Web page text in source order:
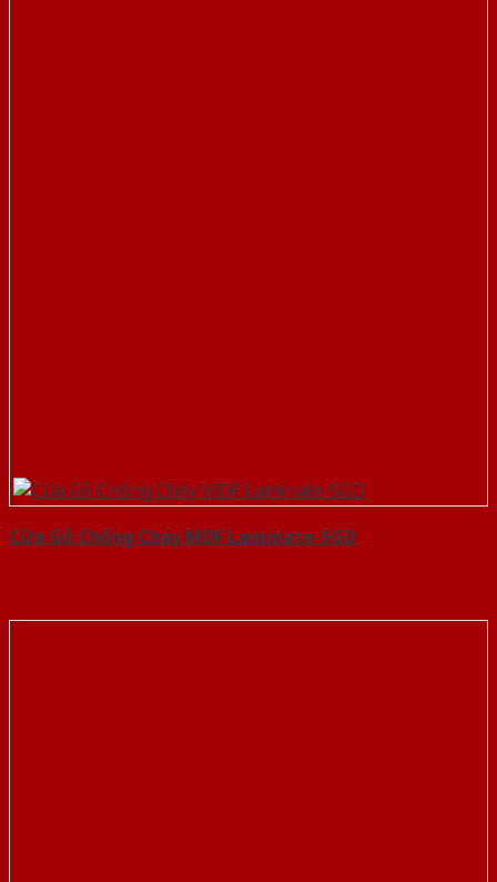
Cửa Gỗ Chống Cháy MDF Laminate-SGD